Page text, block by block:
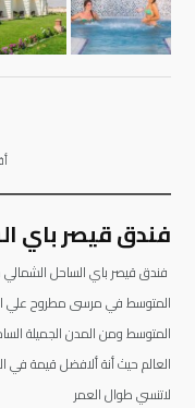
فندق قيصر باي
فندق قيصر باي الساحل
المتوسط ​​في مرسى مطروح علي
المتوسط ومن المدن الجميلة
العالم حيث أنة ألافضل قيمة في
لاتنسي طوال العمر